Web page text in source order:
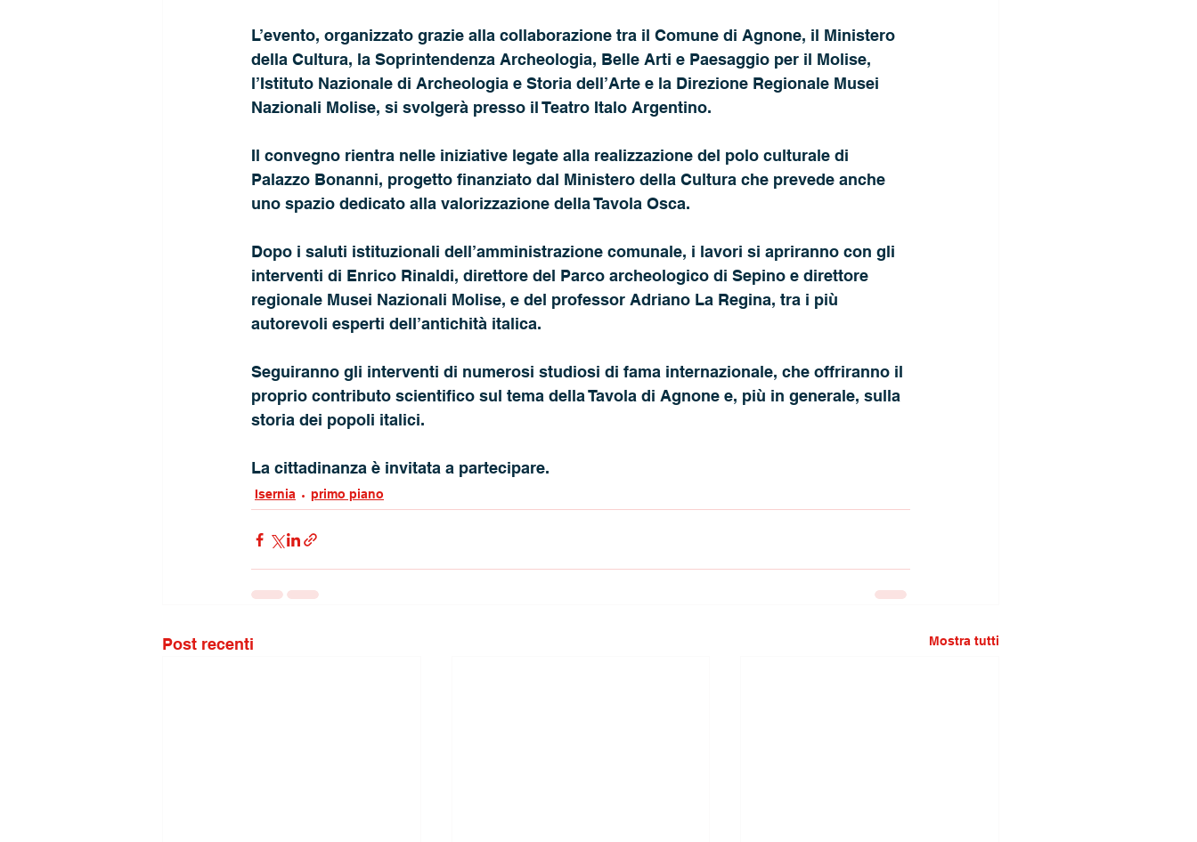
L’evento, organizzato grazie alla collaborazione tra il Comune di Agnone, il Ministero
della Cultura, la Soprintendenza Archeologia, Belle Arti e Paesaggio per il Molise,
l’Istituto Nazionale di Archeologia e Storia dell’Arte e la Direzione Regionale Musei
Nazionali Molise, si svolgerà presso il Teatro Italo Argentino.
Il convegno rientra nelle iniziative legate alla realizzazione del polo culturale di
Palazzo Bonanni, progetto finanziato dal Ministero della Cultura che prevede anche
uno spazio dedicato alla valorizzazione della Tavola Osca.
Dopo i saluti istituzionali dell’amministrazione comunale, i lavori si apriranno con gli
interventi di Enrico Rinaldi, direttore del Parco archeologico di Sepino e direttore
regionale Musei Nazionali Molise, e del professor Adriano La Regina, tra i più
autorevoli esperti dell’antichità italica.
Seguiranno gli interventi di numerosi studiosi di fama internazionale, che offriranno il
proprio contributo scientifico sul tema della Tavola di Agnone e, più in generale, sulla
storia dei popoli italici.
La cittadinanza è invitata a partecipare.
Isernia primo piano
Post recenti Mostra tutti